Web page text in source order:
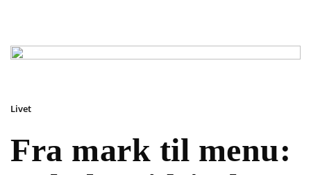
Fra mark til menu:
Livet